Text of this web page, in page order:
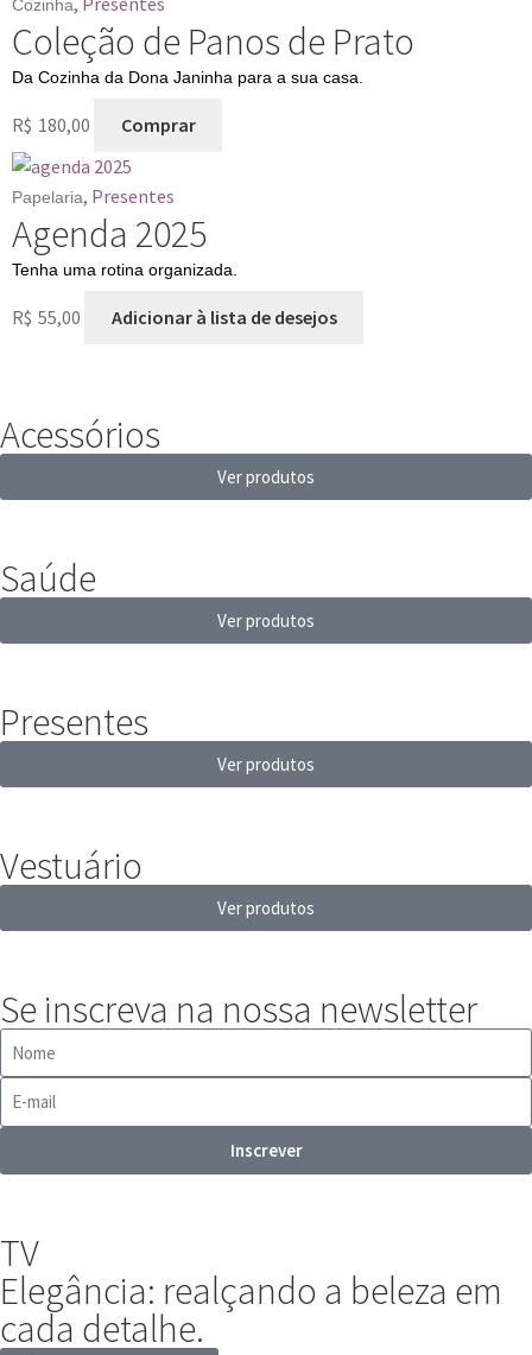
Cozinha
Coleção de Panos de Prato
Da Cozinha da Dona Janinha para a sua casa.
R$ 180,00 Comprar
Papelaria, Presentes
Agenda 2025
Tenha uma rotina organizada.
R$ 55,00 Adicionar à lista de desejos
Acessórios
Ver produtos
Saúde
Ver produtos
Presentes
Ver produtos
Vestuário
Ver produtos
Se inscreva na nossa newsletter
Inscrever
TV
Elegância: realçando a beleza em
cada detalhe.